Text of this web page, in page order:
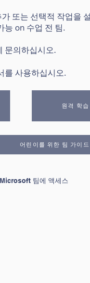
또는 선택적 작업을
능 on 수업 전 팀.
문의하십시오.
를 사용하십시오.
원격 학
어린이를 위한 팀 가이드
Microsoft 팀에 액세스